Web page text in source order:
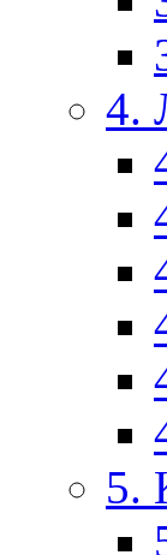
4.
5.